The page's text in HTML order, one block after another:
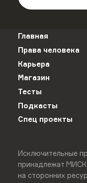
Главная
Права человека
Карьера
Магазин
Тесты
Подкасты
Спец проекты
Исключительные
принадлежат
на сторонних